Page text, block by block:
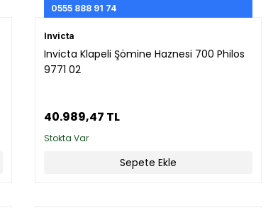
0555 888 91 74
Invicta
Invicta Klapeli Şömine Haznesi 700 Philos
9771 02
40.989,47 TL
Stokta Var
Sepete Ekle